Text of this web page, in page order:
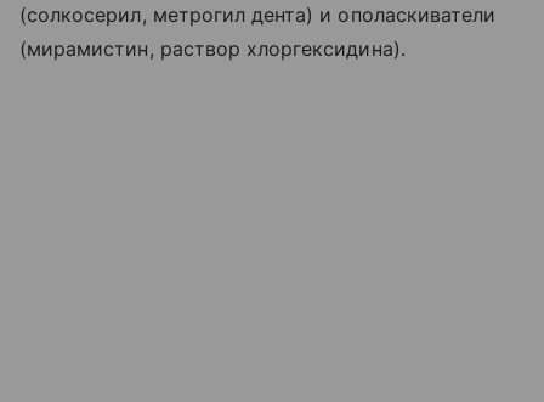
(солкосерил, метрогил дента) и ополаскиватели
(мирамистин, раствор хлоргексидина).